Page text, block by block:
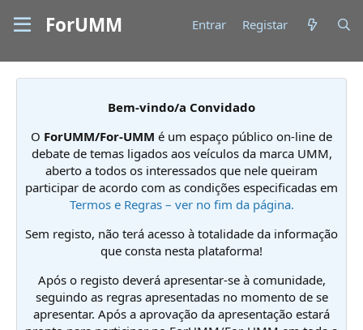
ForUMM Entrar Registar
Bem-vindo/a Convidado
O ForUMM/For-UMM é um espaço público on-line de
debate de temas ligados aos veículos da marca UMM,
aberto a todos os interessados que nele queiram
participar de acordo com as condições especificadas em
Termos e Regras – ver no fim da página.
Sem registo, não terá acesso à totalidade da informação
que consta nesta plataforma!
Após o registo deverá apresentar-se à comunidade,
seguindo as regras apresentadas no momento de se
apresentar. Após a aprovação da apresentação estará